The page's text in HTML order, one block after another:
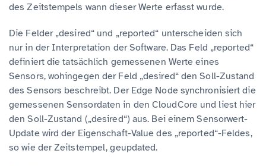
des Zeitstempels wann dieser Werte erfasst wurde.
Die Felder „desired“ und „reported“ unterscheiden sich
nur in der Interpretation der Software. Das Feld „reported“
definiert die tatsächlich gemessenen Werte eines
Sensors, wohingegen der Feld „desired“ den Soll-Zustand
des Sensors beschreibt. Der Edge Node synchronisiert die
gemessenen Sensordaten in den CloudCore und liest hier
den Soll-Zustand („desired“) aus. Bei einem Sensorwert-
Update wird der Eigenschaft-Value des „reported“-Feldes,
so wie der Zeitstempel, geupdated.